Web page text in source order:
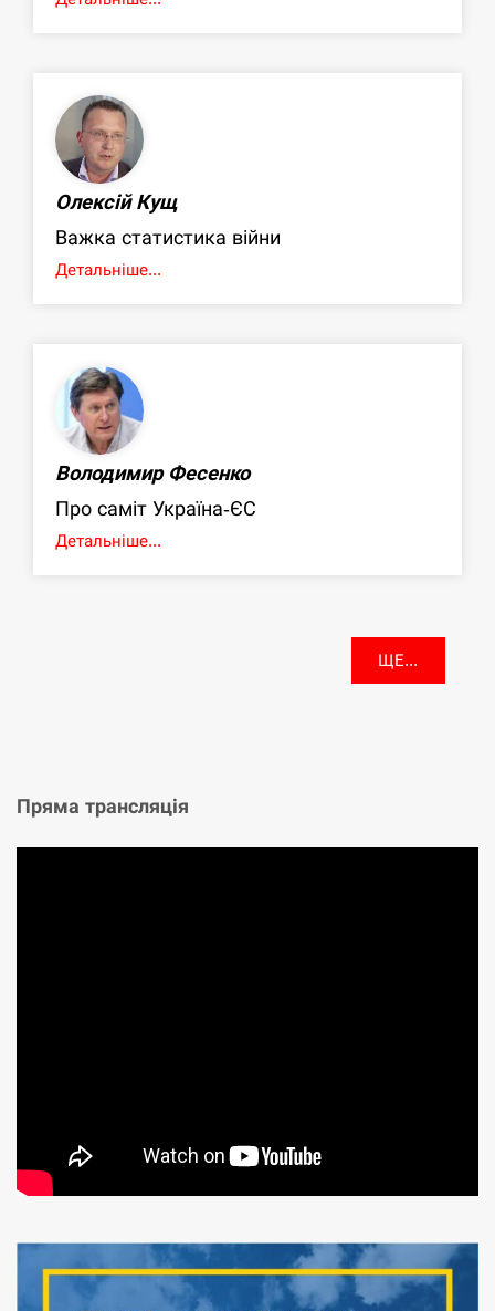
Олексій Кущ
Важка статистика війни
Детальніше...
Володимир Фесенко
Про саміт Україна-ЄС
Детальніше...
ЩЕ...
Пряма трансляція